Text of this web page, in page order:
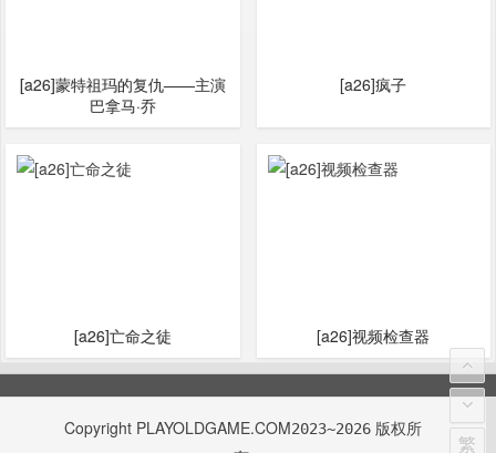
[a26]蒙特祖玛的复仇——主演
巴拿马·乔
[a26]疯子
[a26]亡命之徒 [a26]视频检查器
Copyright PLAYOLDGAME.COM2023~2026 版权所
繁